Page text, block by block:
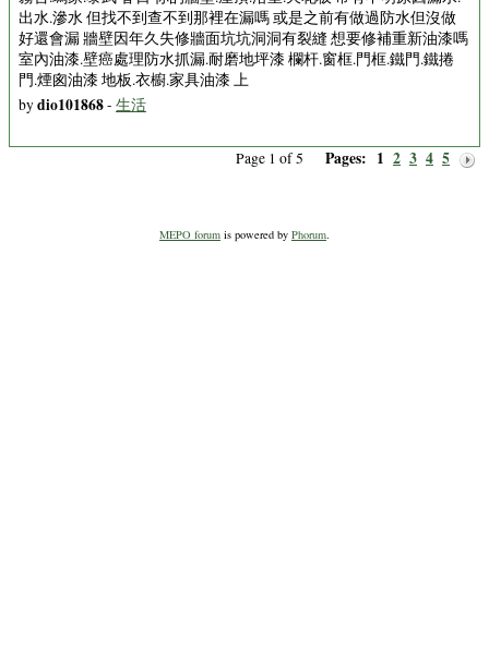
出水.滲水 但找不到查不到那裡在漏嗎 或是之前有做過防水但沒做
好還會漏 牆壁因年久失修牆面坑坑洞洞有裂縫 想要修補重新油漆嗎
室內油漆.壁癌處理防水抓漏.耐磨地坪漆 欄杆.窗框.門框.鐵門.鐵捲
門.煙囪油漆 地板.衣櫥.家具油漆 上
bydio101868- 生活
Page 1 of 5 Pages: 1 2 3 4 5
MEPO forum is powered by Phorum.